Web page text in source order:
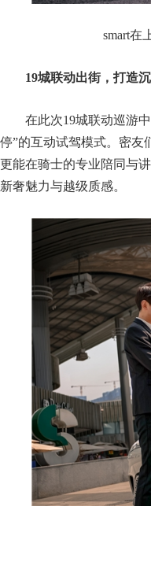
smart在
19城联动出街，打造
在此次19城联动巡游
停”的互动试驾模式。密友
更能在骑士的专业陪同与
新奢魅力与越级质感。